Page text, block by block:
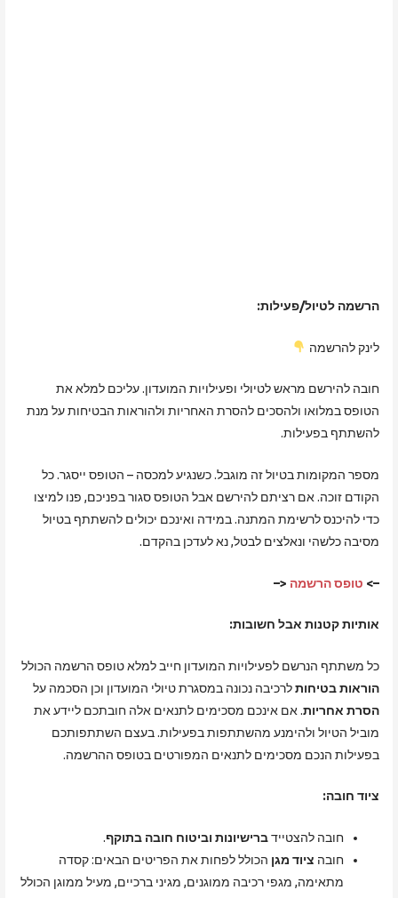
הרשמה לטיול/פעילות:
לינק להרשמה
חובה להירשם מראש לטיולי ופעילויות המועדון. עליכם למלא את
הטופס במלואו ולהסכים להסרת האחריות ולהוראות הבטיחות על מנת
להשתתף בפעילות.
מספר המקומות בטיול זה מוגבל. כשנגיע למכסה – הטופס ייסגר. כל
הקודם זוכה. אם רציתם להירשם אבל הטופס סגור בפניכם, פנו למיצו
כדי להיכנס לרשימת המתנה. במידה ואינכם יכולים להשתתף בטיול
מסיבה כלשהי ונאלצים לבטל, נא לעדכן בהקדם.
–> טופס הרשמה <–
אותיות קטנות אבל חשובות:
כל משתתף הנרשם לפעילויות המועדון חייב למלא טופס הרשמה הכולל
הוראות בטיחותלרכיבה נכונה במסגרת טיולי המועדון וכן הסכמה על
הסרת אחריות. אם אינכם מסכימים לתנאים אלה חובתכם ליידע את
מוביל הטיול ולהימנע מהשתתפות בפעילות. בעצם השתתפותכם
בפעילות הנכם מסכימים לתנאים המפורטים בטופס ההרשמה.
ציוד חובה:
חובה להצטיידברישיונות וביטוח חובה בתוקף.
חובה ציוד מגן הכולל לפחות את הפריטים הבאים: קסדה
מתאימה, מגפי רכיבה ממוגנים, מגיני ברכיים, מעיל ממוגן הכולל